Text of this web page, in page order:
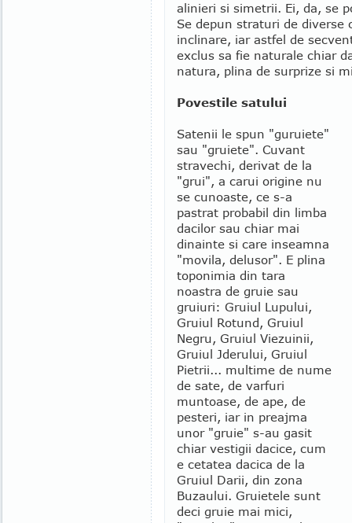
alinieri si simetrii. Ei, da, se
Se depun straturi de
inclinare, iar astfel de
exclus sa fie naturale chiar
natura, plina de surprize si
Povestile satului
Satenii le spun "guruiete"
sau "gruiete". Cuvant
stravechi, derivat de la
"grui", a carui origine nu
se cunoaste, ce s-a
pastrat probabil din limba
dacilor sau chiar mai
dinainte si care inseamna
"movila, delusor". E plina
toponimia din tara
noastra de gruie sau
gruiuri: Gruiul Lupului,
Gruiul Rotund, Gruiul
Negru, Gruiul Viezuinii,
Gruiul Jderului, Gruiul
Pietrii... multime de nume
de sate, de varfuri
muntoase, de ape, de
pesteri, iar in preajma
unor "gruie" s-au gasit
chiar vestigii dacice, cum
e cetatea dacica de la
Gruiul Darii, din zona
Buzaului. Gruietele sunt
deci gruie mai mici,